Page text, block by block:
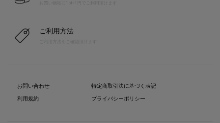
お買い物毎に1pt=1円でご利用頂けます
ご利用方法
お問い合わせ
利用規約
特定商取引法に基づく表記
プライバシーポリシー